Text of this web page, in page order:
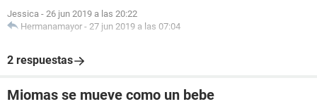
Jessica - 26 jun 2019 a las 20:22
Hermanamayor - 27 jun 2019 a las 07:04
2 respuestas
Miomas se mueve como un bebe